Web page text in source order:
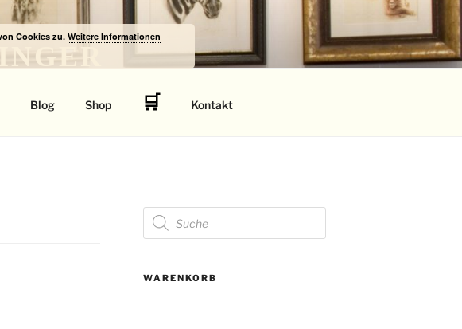
Blog Shop 🛒 Kontakt
Products
search
WARENKORB
Cookies zu. Weitere Informationen